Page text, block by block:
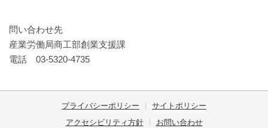
問い合わせ先
産業労働局商工部創業支援課
電話 03-5320-4735
プライバシーポリシー
サイトポリシー
アクセシビリティ方針
お問い合わせ